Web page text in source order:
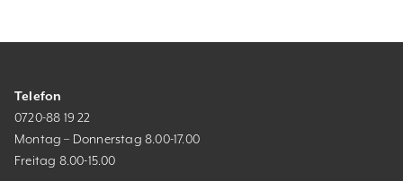
Telefon
0720-88 19 22
Montag – Donnerstag 8.00-17.00
Freitag 8.00-15.00